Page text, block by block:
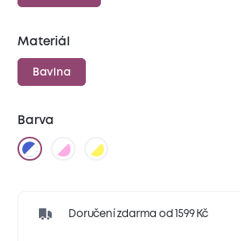
Materiál
Bavlna
Barva
Doručení zdarma od 1599 Kč